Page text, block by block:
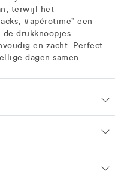
terwijl het
#apérotime” een
drukknoopjes
en zacht. Perfect
dagen samen.